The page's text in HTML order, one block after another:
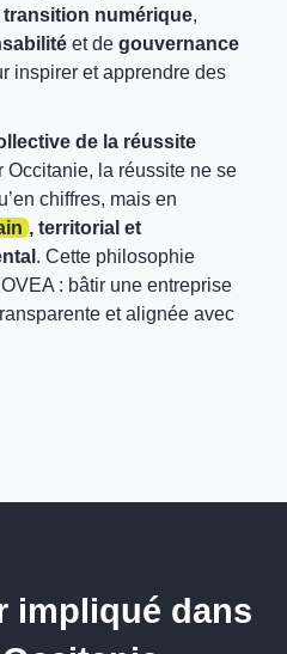
transition numérique,
et de gouvernance
inspirer et apprendre des
de la réussite
Occitanie, la réussite ne se
chiffres, mais en
, territorial et
. Cette philosophie
: bâtir une entreprise
et alignée avec
impliqué dans